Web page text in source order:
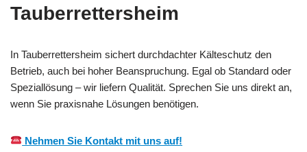
Tauberrettersheim
In Tauberrettersheim sichert durchdachter Kälteschutz den
Betrieb, auch bei hoher Beanspruchung. Egal ob Standard oder
Speziallösung – wir liefern Qualität. Sprechen Sie uns direkt an,
wenn Sie praxisnahe Lösungen benötigen.
Nehmen Sie Kontakt mit uns auf!